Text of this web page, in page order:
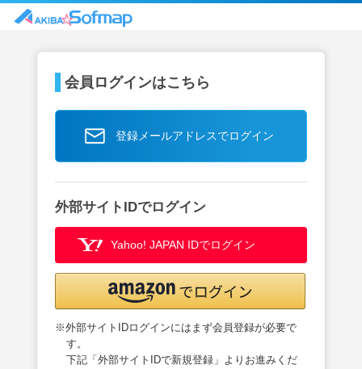
会員ログインはこちら
登録メールアドレスでログイン
外部サイトIDでログイン
Yahoo! JAPAN IDでログイン
※外部サイトIDログインにはまず会員登録が必要で
す。
下記「外部サイトIDで新規登録」よりお進みくだ